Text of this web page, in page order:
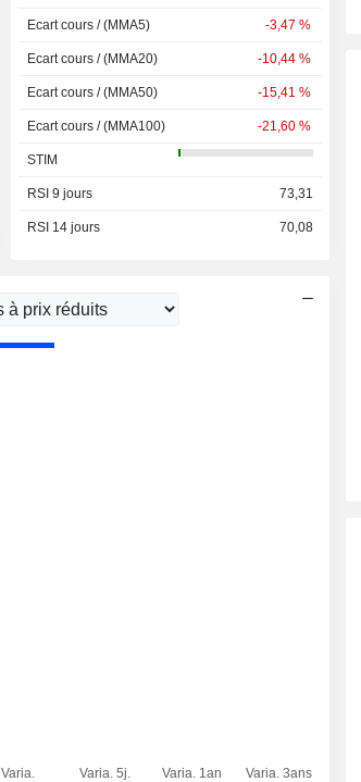
Ecart cours / (MMA5) -3,47 %
Ecart cours / (MMA20) -10,44 %
Ecart cours / (MMA50) -15,41 %
Ecart cours / (MMA100) -21,60 %
STIM
RSI 9 jours 73,31
RSI 14 jours 70,08
Varia. Varia. 5j. Varia. 1an Varia. 3ans